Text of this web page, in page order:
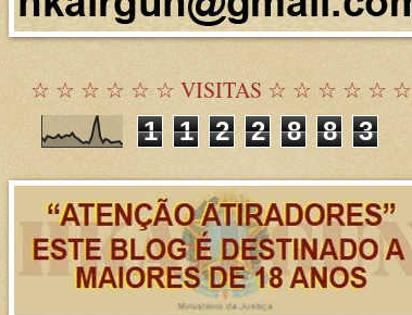
☆ ☆ ☆ ☆ ☆ ☆ VISITAS ☆ ☆ ☆ ☆ ☆ ☆
1
1 2 2 8 8 3